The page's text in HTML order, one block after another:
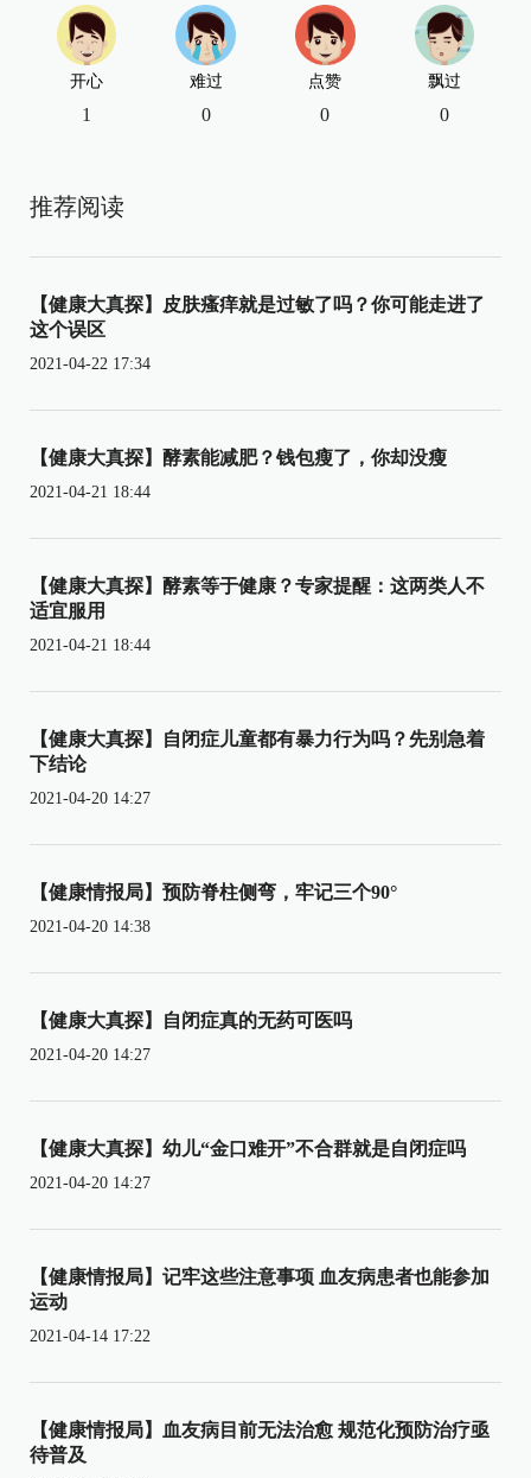
开心
1
难过
0
点赞
0
飘过
0
推荐阅读
【健康大真探】皮肤瘙痒就是过敏了吗？你可能走进了
这个误区
2021-04-22 17:34
【健康大真探】酵素能减肥？钱包瘦了，你却没瘦
2021-04-21 18:44
【健康大真探】酵素等于健康？专家提醒：这两类人不
适宜服用
2021-04-21 18:44
【健康大真探】自闭症儿童都有暴力行为吗？先别急着
下结论
2021-04-20 14:27
【健康情报局】预防脊柱侧弯，牢记三个90°
2021-04-20 14:38
【健康大真探】自闭症真的无药可医吗
2021-04-20 14:27
【健康大真探】幼儿“金口难开”不合群就是自闭症吗
2021-04-20 14:27
【健康情报局】记牢这些注意事项 血友病患者也能参加
运动
2021-04-14 17:22
【健康情报局】血友病目前无法治愈 规范化预防治疗亟
待普及